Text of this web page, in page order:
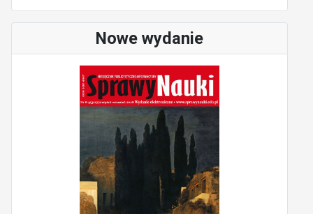
Nowe wydanie